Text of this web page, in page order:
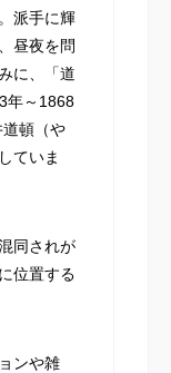
派手に輝
昼夜を問
に、「道
年～1868
頓（や
ていま
同されが
位置する
ンや雑